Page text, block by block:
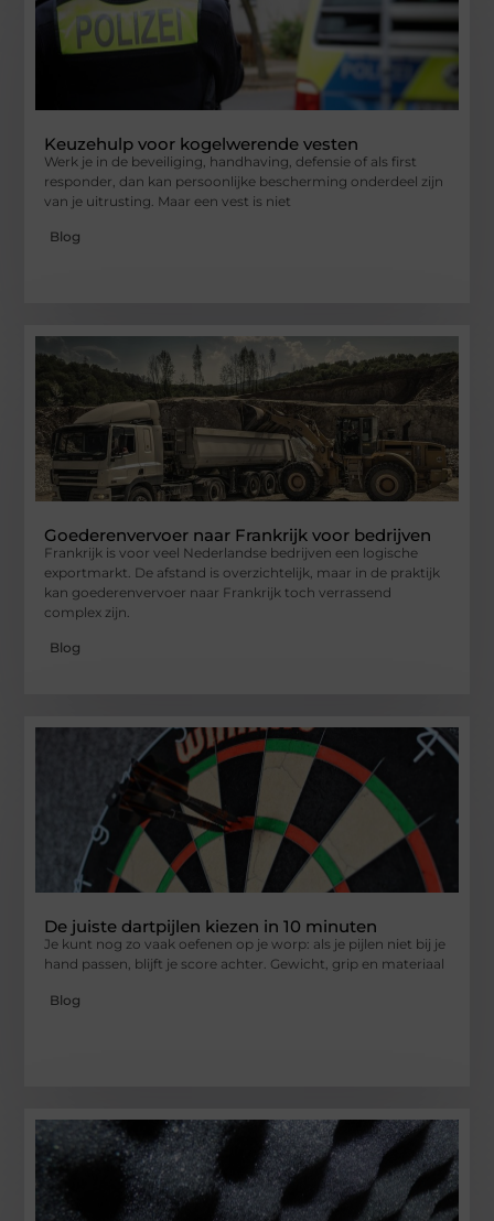
Keuzehulp voor kogelwerende vesten
Werk je in de beveiliging, handhaving, defensie of als first
responder, dan kan persoonlijke bescherming onderdeel zijn
van je uitrusting. Maar een vest is niet
Blog
Goederenvervoer naar Frankrijk voor bedrijven
Frankrijk is voor veel Nederlandse bedrijven een logische
exportmarkt. De afstand is overzichtelijk, maar in de praktijk
kan goederenvervoer naar Frankrijk toch verrassend
complex zijn.
Blog
De juiste dartpijlen kiezen in 10 minuten
Je kunt nog zo vaak oefenen op je worp: als je pijlen niet bij je
hand passen, blijft je score achter. Gewicht, grip en materiaal
Blog